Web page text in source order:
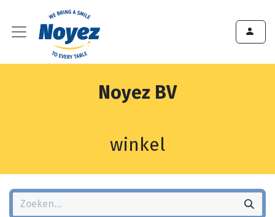
Noyez BV
winkel